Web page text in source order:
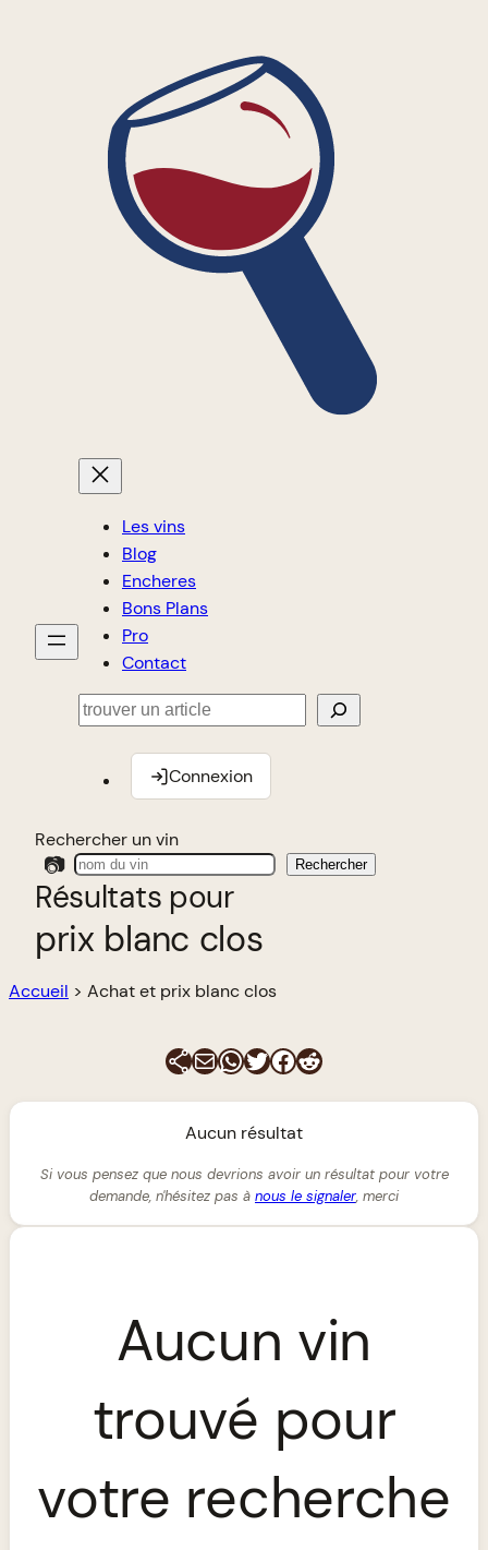
Les vins
Blog
Encheres
Bons Plans
Pro
Contact
Rechercher
Connexion
Rechercher un vin
📷 Rechercher
Résultats pour
prix blanc clos
Accueil > Achat et prix blanc clos
E-mailWhatsApp
Twitter
Facebook
Reddit
Aucun résultat
Si vous pensez que nous devrions avoir un résultat pour votre
demande, n'hésitez pas à nous le signaler, merci
Aucun vin
trouvé pour
votre recherche